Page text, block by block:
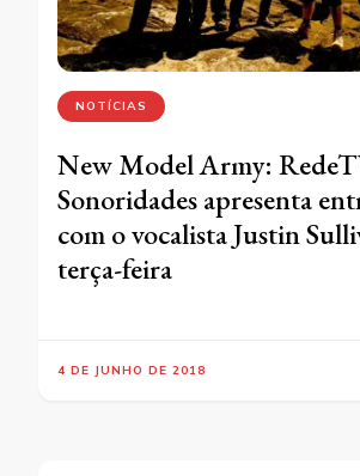
NOTÍCIAS
New Model Army:
Sonoridades apresenta
com o vocalista Justin
terça-feira
4 DE JUNHO DE 2018